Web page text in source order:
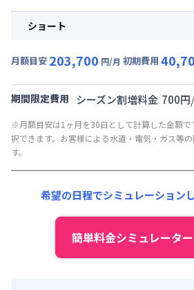
その他費用 :
初期費用
リネン代 : 9,000円/回 (税抜)
月額賃料目安(30日利用)
光熱費他 : 27,000円/月 (900円/日) (税
その他費用 :
初期費用
契約事務手数料 : 10,000円/回 (税抜)
リネン代 : 9,000円/回 (税抜)
ショート
月額目安 203,700 円/月 初期費用
月額賃料目安(30日利用)
光熱費他 : 27,000円/月 (900円/日) (税
清掃料他 :
その他費用 :
初期費用
契約事務手数料 : 10,000円/回 (税抜)
リネン代 : 9,000円/回 (税抜)
期間限定費用 シーズン割増料金 700円/
※月額目安は1ヶ月を30日として計算した金額で
択できます。お客様による水道・電気・ガス等
す。
希望の日程でシミュレーション
簡単料金シミュレータ